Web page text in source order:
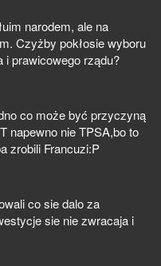
narodem, ale na
Czyżby pokłosie wyboru
i prawicowego rządu?
co może być przyczyną
napewno nie TPSA,bo to
zrobili Francuzi:P
co sie dalo za
sie nie zwracaja i